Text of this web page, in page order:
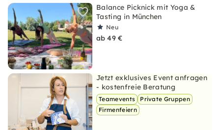
Balance Picknick mit Yoga &
Tasting in München
Neu
ab 49 €
Jetzt exklusives Event anfragen
- kostenfreie Beratung
Teamevents
Private Gruppen
Firmenfeiern